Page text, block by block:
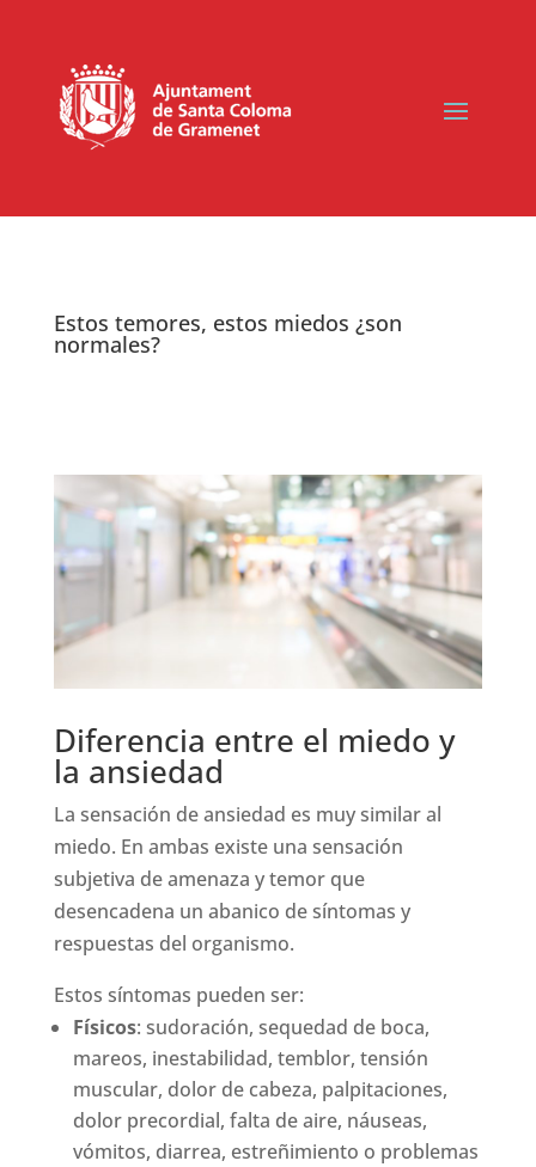
Estos temores, estos miedos ¿son
normales?
Diferencia entre el miedo y
la ansiedad
La sensación de ansiedad es muy similar al
miedo. En ambas existe una sensación
subjetiva de amenaza y temor que
desencadena un abanico de síntomas y
respuestas del organismo.
Estos síntomas pueden ser:
Físicos: sudoración, sequedad de boca,
mareos, inestabilidad, temblor, tensión
muscular, dolor de cabeza, palpitaciones,
dolor precordial, falta de aire, náuseas,
vómitos, diarrea, estreñimiento o problemas